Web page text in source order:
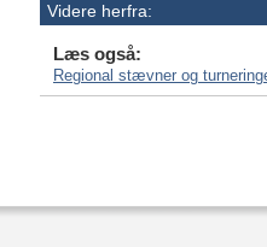
Videre herfra:
Læs også:
Regional stævner og